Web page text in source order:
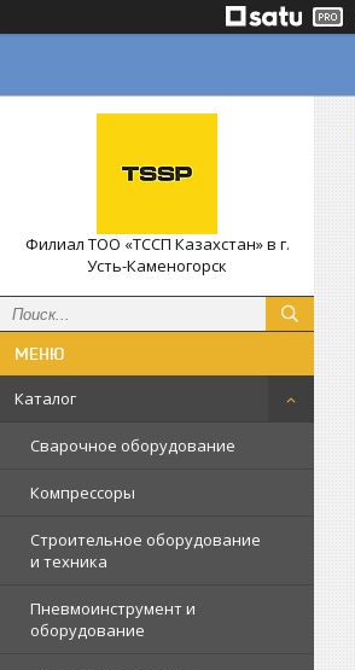
Филиал ТОО «ТССП Казахстан» в г.
Усть-Каменогорск
Каталог
Сварочное оборудование
Компрессоры
Строительное оборудование
и техника
Пневмоинструмент и
оборудование